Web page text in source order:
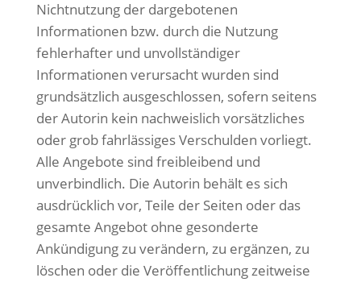
Nichtnutzung der dargebotenen
Informationen bzw. durch die Nutzung
fehlerhafter und unvollständiger
Informationen verursacht wurden sind
grundsätzlich ausgeschlossen, sofern seitens
der Autorin kein nachweislich vorsätzliches
oder grob fahrlässiges Verschulden vorliegt.
Alle Angebote sind freibleibend und
unverbindlich. Die Autorin behält es sich
ausdrücklich vor, Teile der Seiten oder das
gesamte Angebot ohne gesonderte
Ankündigung zu verändern, zu ergänzen, zu
löschen oder die Veröffentlichung zeitweise